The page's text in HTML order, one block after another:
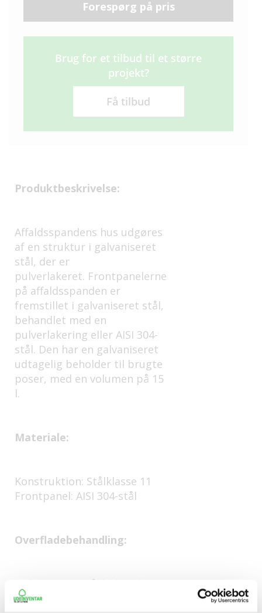
Forespørg på pris
Brug for et tilbud til et større
projekt?
Få tilbud
Produktbeskrivelse:
Affaldsspandens hus udgøres
af en struktur i galvaniseret
stål, der er
pulverlakeret. Frontpanelerne
på affaldsspanden er
fremstillet i galvaniseret stål,
behandlet med en
pulverlakering eller AISI 304-
stål. Den har en galvaniseret
udtagelig beholder til brugte
poser, med en volumen på 15
l.
Materiale:
Konstruktion: Stålklasse 11
Frontpanel: AISI 304-stål
Overfladebehandling:
Galvaniseret stål behandlet
med pulverbelægning i